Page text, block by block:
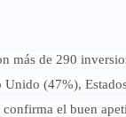
más de 290
Unido (47%),
el buen